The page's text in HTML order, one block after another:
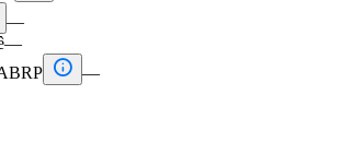
—
—
 —